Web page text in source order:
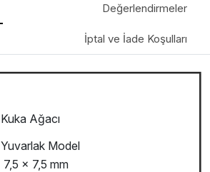
Değerlendirmeler
İptal ve İade Koşulları
Kuka Ağacı
Yuvarlak Model
7,5 x 7,5 mm